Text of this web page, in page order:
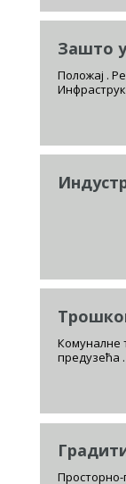
Зашто
Положај .
Комуналне
предузећа
Просторно-